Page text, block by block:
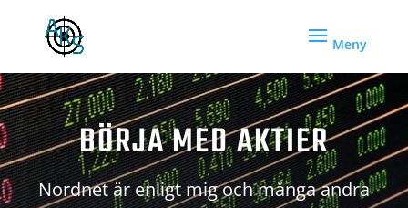
BÖRJA MED AKTIER
Nordnet är enligt mig och många andra